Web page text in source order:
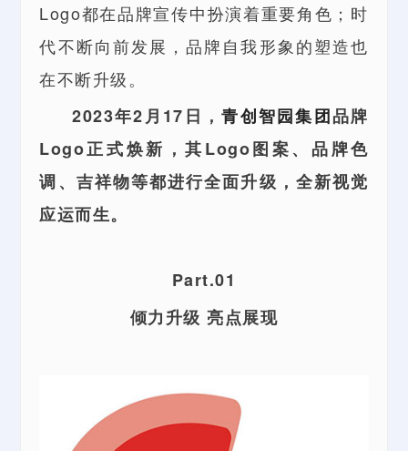
Logo都在品牌宣传中扮演着重要角色；时
代不断向前发展，品牌自我形象的塑造也
在不断升级。
2023年2月17日，青创智园集团品牌
Logo正式焕新，其Logo图案、品牌色
调、吉祥物等都进行全面升级，全新视觉
应运而生。
Part.01
倾力升级 亮点展现